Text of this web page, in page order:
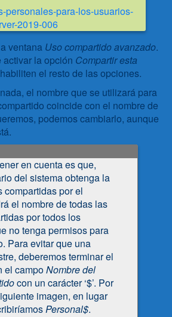
ventana Uso compartido avanzado.
la opción Compartir esta
el resto de las opciones.
el nombre que se utilizará para
coincide con el nombre de
podemos cambiarlo, aunque
en cuenta es que,
del sistema obtenga la
compartidas por el
el nombre de todas las
por todos los
no tenga permisos para
Para evitar que una
deberemos terminar el
el campoNombre del
con un carácter ‘$’. Por
imagen, en lugar
Personal$.